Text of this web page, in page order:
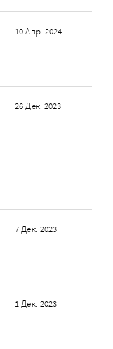
10 Апр. 2024
26 Дек. 2023
7 Дек. 2023
1 Дек. 2023